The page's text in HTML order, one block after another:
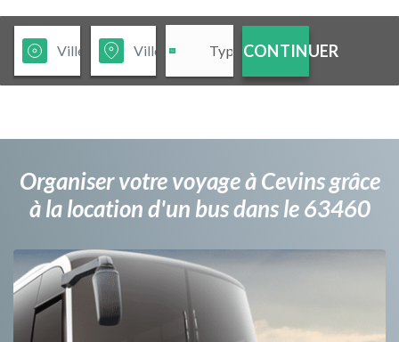
CONTINUER
Organiser votre voyage à Cevins grâce
à la location d'un bus dans le 63460